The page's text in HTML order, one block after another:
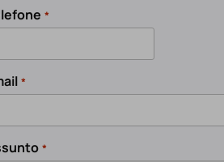
*
*
*